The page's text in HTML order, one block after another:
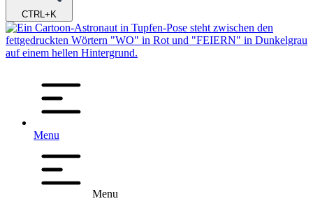
CTRL+K
Menu
Menu